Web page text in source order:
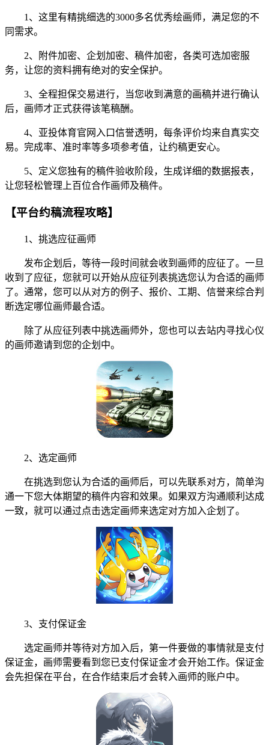
1、这里有精挑细选的3000多名优秀绘画师，满足您的不
同需求。
2、附件加密、企划加密、稿件加密，各类可选加密服
务，让您的资料拥有绝对的安全保护。
3、全程担保交易进行，当您收到满意的画稿并进行确认
后，画师才正式获得该笔稿酬。
4、亚投体育官网入口信誉透明，每条评价均来自真实交
易。完成率、准时率等多项参考值，让约稿更安心。
5、定义您独有的稿件验收阶段，生成详细的数据报表，
让您轻松管理上百位合作画师及稿件。
【平台约稿流程攻略】
1、挑选应征画师
发布企划后，等待一段时间就会收到画师的应征了。一旦
收到了应征，您就可以开始从应征列表挑选您认为合适的画师
了。通常，您可以从对方的例子、报价、工期、信誉来综合判
断选定哪位画师最合适。
除了从应征列表中挑选画师外，您也可以去站内寻找心仪
的画师邀请到您的企划中。
2、选定画师
在挑选到您认为合适的画师后，可以先联系对方，简单沟
通一下您大体期望的稿件内容和效果。如果双方沟通顺利达成
一致，就可以通过点击选定画师来选定对方加入企划了。
3、支付保证金
选定画师并等待对方加入后，第一件要做的事情就是支付
保证金，画师需要看到您已支付保证金才会开始工作。保证金
会先担保在平台，在合作结束后才会转入画师的账户中。